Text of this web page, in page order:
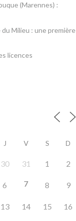
(Marennes) :
Milieu : une première
licences
J V S D
30 31 1 2
6 7 8 9
13 14 15 16